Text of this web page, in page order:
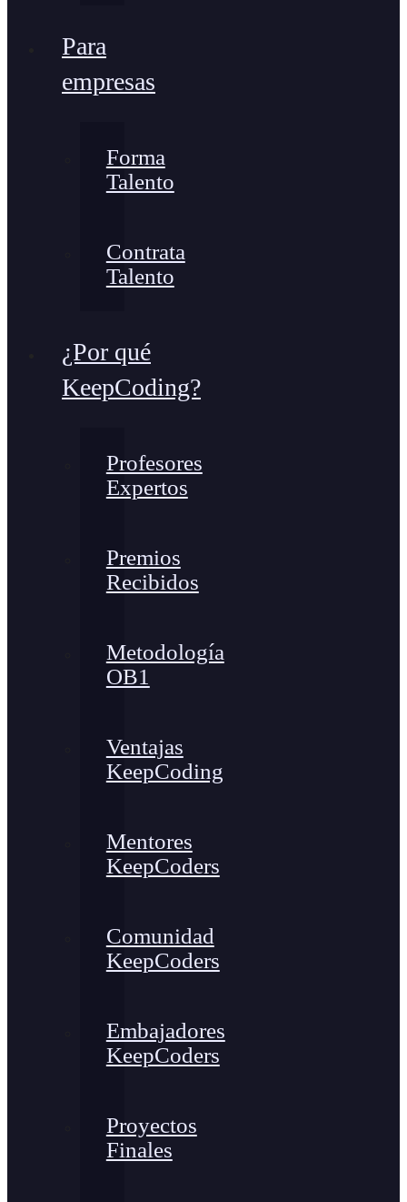
Para
empresas
Forma
Talento
Contrata
Talento
¿Por qué
KeepCoding?
Profesores
Expertos
Premios
Recibidos
Metodología
OB1
Ventajas
KeepCoding
Mentores
KeepCoders
Comunidad
KeepCoders
Embajadores
KeepCoders
Proyectos
Finales